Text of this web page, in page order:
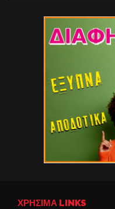
ΧΡΉΣΙΜΑ LINKS